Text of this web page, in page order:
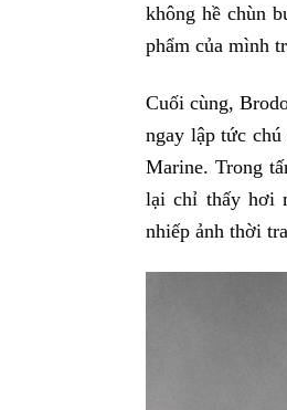
không hề chùn
phẩm của mình
Cuối cùng,
ngay lập tức
Marine. Trong
lại chỉ thấy hơi
nhiếp ảnh thời